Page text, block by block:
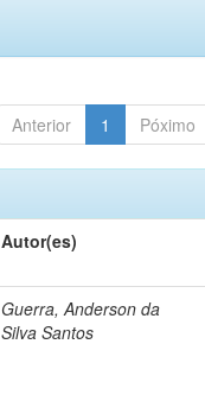
Anterior 1 Póximo
Autor(es)
Guerra, Anderson da
Silva Santos